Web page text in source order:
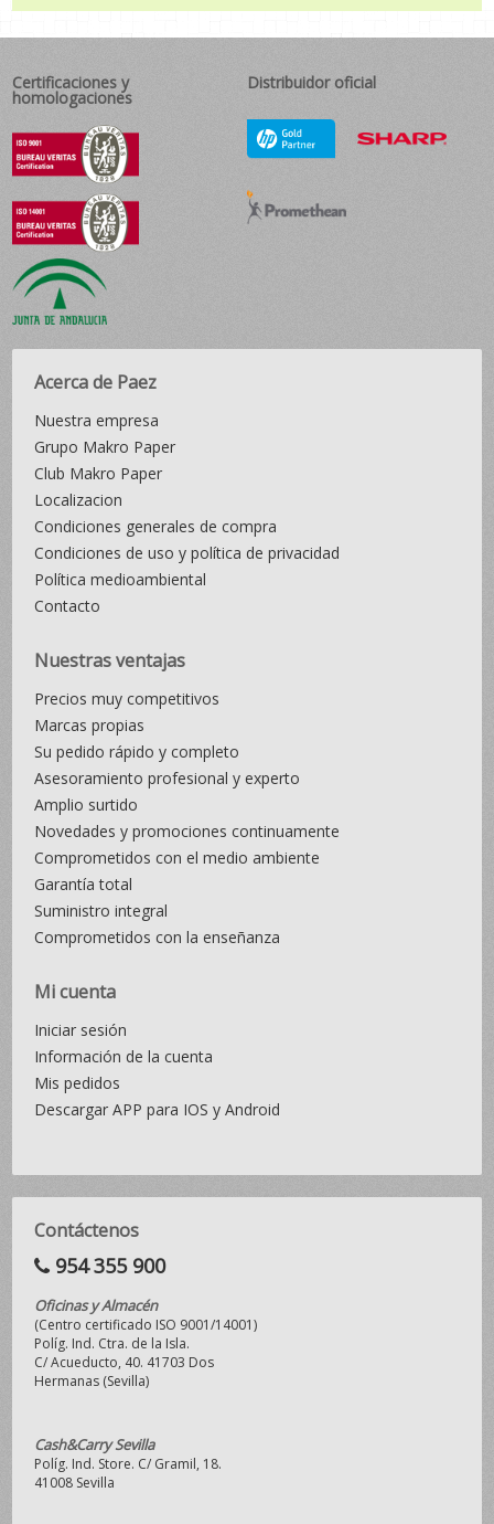
Certificaciones y
homologaciones
Distribuidor oficial
Acerca de Paez
Nuestra empresa
Grupo Makro Paper
Club Makro Paper
Localizacion
Condiciones generales de compra
Condiciones de uso y política de privacidad
Política medioambiental
Contacto
Nuestras ventajas
Precios muy competitivos
Marcas propias
Su pedido rápido y completo
Asesoramiento profesional y experto
Amplio surtido
Novedades y promociones continuamente
Comprometidos con el medio ambiente
Garantía total
Suministro integral
Comprometidos con la enseñanza
Mi cuenta
Iniciar sesión
Información de la cuenta
Mis pedidos
Descargar APP para IOS y Android
Contáctenos
954 355 900
Oficinas y Almacén
(Centro certificado ISO 9001/14001)
Políg. Ind. Ctra. de la Isla.
C/ Acueducto, 40. 41703 Dos
Hermanas (Sevilla)
Cash&Carry Sevilla
Políg. Ind. Store. C/ Gramil, 18.
41008 Sevilla